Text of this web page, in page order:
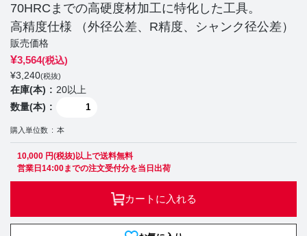
70HRCまでの高硬度材加工に特化した工具。
高精度仕様 （外径公差、R精度、シャンク径公差）
販売価格
¥3,564(税込)
¥3,240(税抜)
在庫(本)
20以上
数量(本)
購入単位数 本
10,000 円(税抜)以上で送料無料
営業日14:00までの注文受付分を当日出荷
カートに入れる